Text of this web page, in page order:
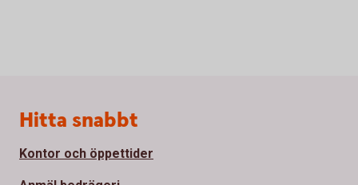
Sidfot
Hitta snabbt
Kontor och öppettider